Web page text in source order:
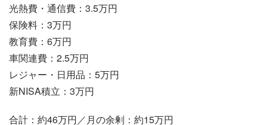
光熱費・通信費：3.5万円
保険料：3万円
教育費：6万円
車関連費：2.5万円
レジャー・日用品：5万円
新NISA積立：3万円
合計：約46万円／月の余剰：約15万円